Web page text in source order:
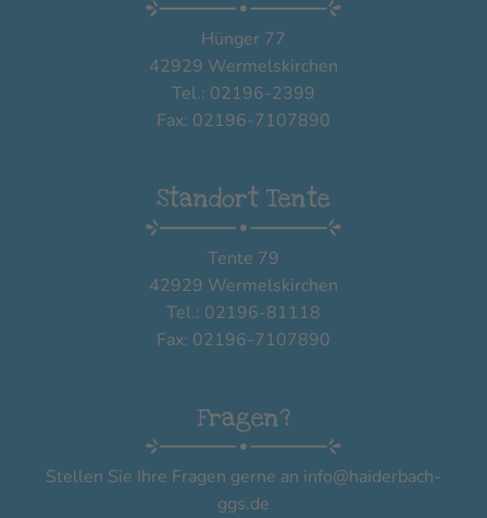
Hünger 77
42929 Wermelskirchen
Tel.: 02196-2399
Fax: 02196-7107890
Standort Tente
Tente 79
42929 Wermelskirchen
Tel.: 02196-81118
Fax: 02196-7107890
Fragen?
Stellen Sie Ihre Fragen gerne an info@haiderbach-
ggs.de